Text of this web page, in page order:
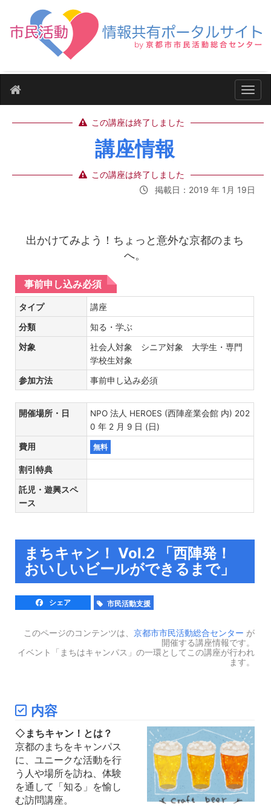
ナビ
この講座は終了しました
講座情報
この講座は終了しました
掲載日：2019 年 1月 19日
出かけてみよう！ちょっと意外な京都のまち
へ。
事前申し込み必須
タイプ 講座
分類 知る・学ぶ
対象
社会人対象 シニア対象 大学生・専門
学校生対象
参加方法 事前申し込み必須
開催場所・日
NPO 法人 HEROES (西陣産業会館 内) 202
0 年 2 月 9 日 (日)
費用 無料
割引特典
託児・遊興スペ
ース
まちキャン！ Vol.2 「西陣発！
おいしいビールができるまで」
シェア 市民活動支援
このページのコンテンツは、 京都市市民活動総合センター が
開催する講座情報です。
イベント「まちはキャンパス」の一環としてこの講座が行われ
ます。
内容
◇ まちキャン！とは？
京都のまちをキャンパス
に、ユニークな活動を行
う人や場所を訪ね、体験
を通して「知る」を愉し
む訪問講座。